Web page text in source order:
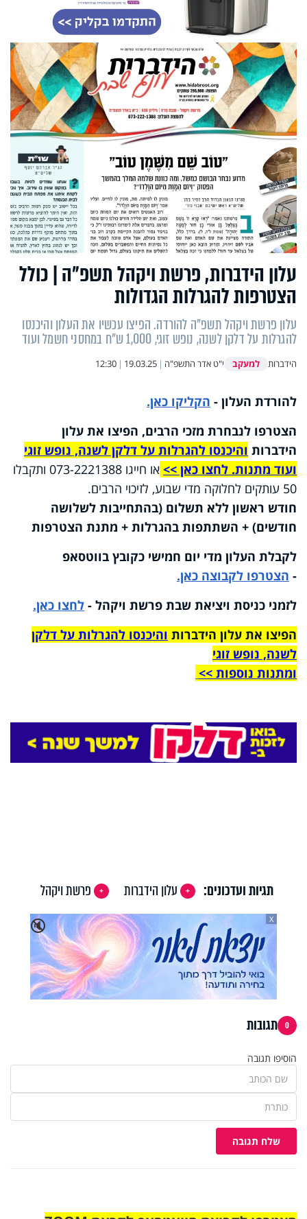
עלון הידברות, פרשת ויקהל תשפ"ה | כולל
הצטרפות להגרלות הגדולות
עלון פרשת ויקהל תשפ"ה להורדה. הפיצו עכשיו את העלון והיכנסו
להגרלות על דלקן לשנה, נופש זוגי, 1,000 ש"ח במחסני חשמל ועוד
הידברות למעקב י"ט אדר התשפ"ה |
19.03.25
|
12:30
להורדת העלון - הקליקו כאן.
הצטרפו לנבחרת מזכי הרבים, הפיצו את עלון
הידברות והיכנסו להגרלות על דלקן לשנה, נופש זוגי
ועוד מתנות. לחצו כאן >>
או חייגו 073-2221388 ותקבלו
50 עותקים לחלוקה מדי שבוע, לזיכוי הרבים.
חודש ראשון ללא תשלום (בהתחייבות לשלושה
חודשים) + השתתפות בהגרלות + מתנת הצטרפות
לקבלת העלון מדי יום חמישי כקובץ בווטסאפ
- הצטרפו לקבוצה כאן.
לזמני כניסת ויציאת שבת פרשת ויקהל - לחצו כאן.
הפיצו את עלון הידברות והיכנסו להגרלות על דלקן
לשנה, נופש זוגי
ומתנות נוספות >>
תגיות ועדכונים: עלון הידברות
פרשת ויקהל
🔇
X
0 תגובות
הוסיפו תגובה
שלח תגובה